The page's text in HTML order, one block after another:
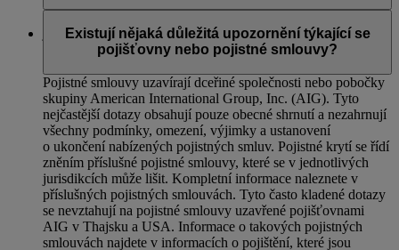
jsou uvedené ve vaší pojistné smlouvě.
Existují nějaká důležitá upozornění týkající se
pojišťovny nebo pojistné smlouvy?
Pojistné smlouvy uzavírají dceřiné společnosti nebo pobočky
skupiny American International Group, Inc. (AIG). Tyto
nejčastější dotazy obsahují pouze obecné shrnutí a nezahrnují
všechny podmínky, omezení, výjimky a ustanovení
o ukončení nabízených pojistných smluv. Pojistné krytí se řídí
zněním příslušné pojistné smlouvy, které se v jednotlivých
jurisdikcích může lišit. Kompletní informace naleznete v
příslušných pojistných smlouvách. Tyto často kladené dotazy
se nevztahují na pojistné smlouvy uzavřené pojišťovnami
AIG v Thajsku a USA. Informace o takových pojistných
smlouvách najdete v informacích o pojištění, které jsou